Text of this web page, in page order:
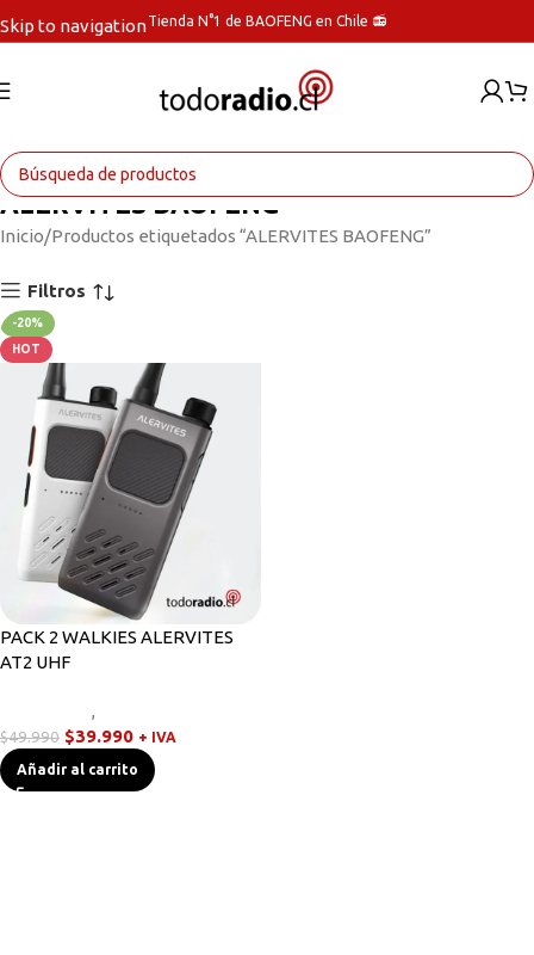
Skip to navigationTienda N°1 de BAOFENG en Chile 📻
ALERVITES BAOFENG
Inicio Productos etiquetados “ALERVITES BAOFENG”
Filtros
-20%
HOT
PACK 2 WALKIES ALERVITES
AT2 UHF
,
$49.990 $39.990 + IVA
Añadir al carrito